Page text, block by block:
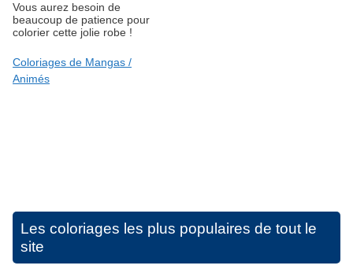
Vous aurez besoin de
beaucoup de patience pour
colorier cette jolie robe !
Coloriages de Mangas /
Animés
Les coloriages les plus populaires de tout le
site